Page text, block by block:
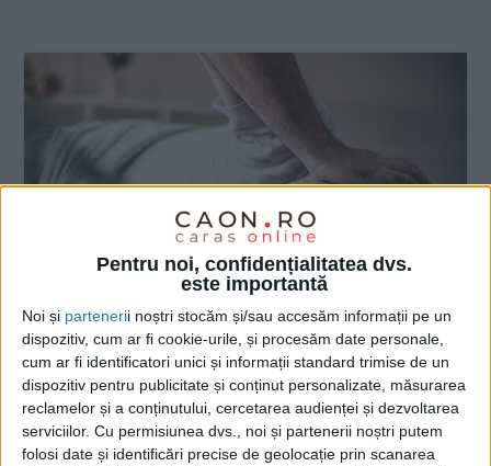
Pentru noi, confidențialitatea dvs.
este importantă
Noi și partenerii noștri stocăm și/sau accesăm informații pe un
dispozitiv, cum ar fi cookie-urile, și procesăm date personale,
cum ar fi identificatori unici și informații standard trimise de un
dispozitiv pentru publicitate și conținut personalizate, măsurarea
reclamelor și a conținutului, cercetarea audienței și dezvoltarea
serviciilor. Cu permisiunea dvs., noi și partenerii noștri putem
folosi date și identificări precise de geolocație prin scanarea
ŞTIRILE JUDEŢULUI CARAŞ-SEVERIN
Relativ sănătoşi, cu unele excepţii
8 AUGUST 2023, 08:07 AM 3 MINUTE DE CITIRE